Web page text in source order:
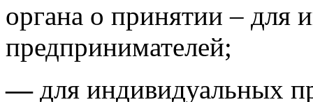
органа о принятии – для
предпринимателей;
— для индивидуальных